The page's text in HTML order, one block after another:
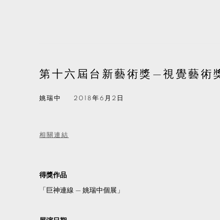
第十六屆台新藝術獎—視覺藝術
姚瑞中 2018年6月2日
相關連結
得獎作品
「巨神連線 — 姚瑞中個展」